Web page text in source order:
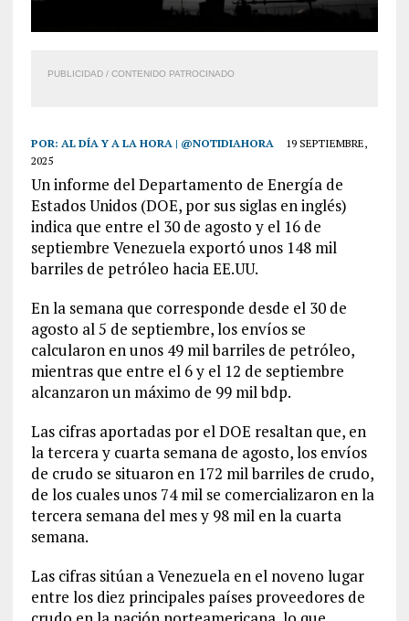
PUBLICIDAD / CONTENIDO PATROCINADO
POR: AL DÍA Y A LA HORA | @NOTIDIAHORA
19 SEPTIEMBRE,
2025
Un informe del Departamento de Energía de
Estados Unidos (DOE, por sus siglas en inglés)
indica que entre el 30 de agosto y el 16 de
septiembre Venezuela exportó unos 148 mil
barriles de petróleo hacia EE.UU.
En la semana que corresponde desde el 30 de
agosto al 5 de septiembre, los envíos se
calcularon en unos 49 mil barriles de petróleo,
mientras que entre el 6 y el 12 de septiembre
alcanzaron un máximo de 99 mil bdp.
Las cifras aportadas por el DOE resaltan que, en
la tercera y cuarta semana de agosto, los envíos
de crudo se situaron en 172 mil barriles de crudo,
de los cuales unos 74 mil se comercializaron en la
tercera semana del mes y 98 mil en la cuarta
semana.
Las cifras sitúan a Venezuela en el noveno lugar
entre los diez principales países proveedores de